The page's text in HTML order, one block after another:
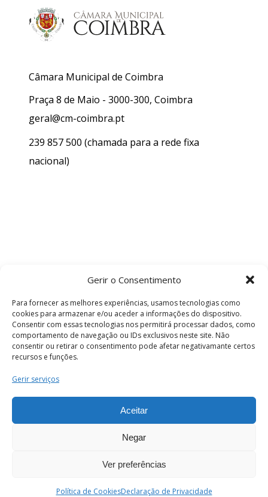
Gerir o Consentimento
Para fornecer as melhores experiências, usamos tecnologias como
cookies para armazenar e/ou aceder a informações do dispositivo.
Consentir com essas tecnologias nos permitirá processar dados, como
comportamento de navegação ou IDs exclusivos neste site. Não
consentir ou retirar o consentimento pode afetar negativamante certos
recursos e funções.
Gerir serviços
Aceitar
Negar
Ver preferências
Política de CookiesDeclaração de Privacidade
Câmara Municipal de Coimbra
Praça 8 de Maio - 3000-300, Coimbra
geral@cm-coimbra.pt
239 857 500 (chamada para a rede fixa
nacional)
Termos e Condições
os direitos reservados.